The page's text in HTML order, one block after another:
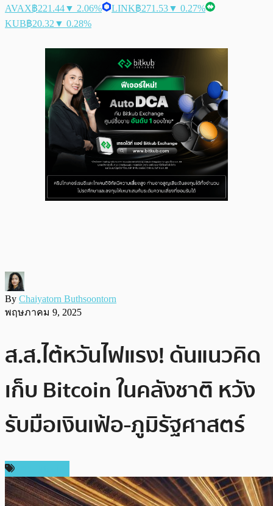
AVAX฿221.44▼ 2.06% LINK฿271.53▼ 0.27%
KUB฿20.32 ▼ 0.28%
By Chaiyatorn Buthsoontorn
พฤษภาคม 9, 2025
ส.ส.ไต้หวันไฟแรง! ดันแนวคิด
เก็บ Bitcoin ในคลังชาติ หวัง
รับมือเงินเฟ้อ-ภูมิรัฐศาสตร์